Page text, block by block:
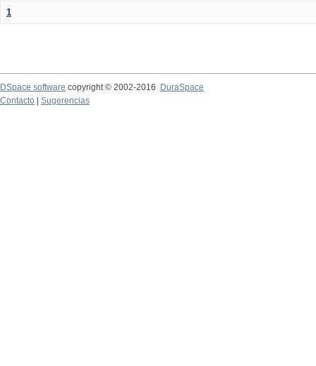
1
DSpace software copyright © 2002-2016
DuraSpace
Contacto
Sugerencias